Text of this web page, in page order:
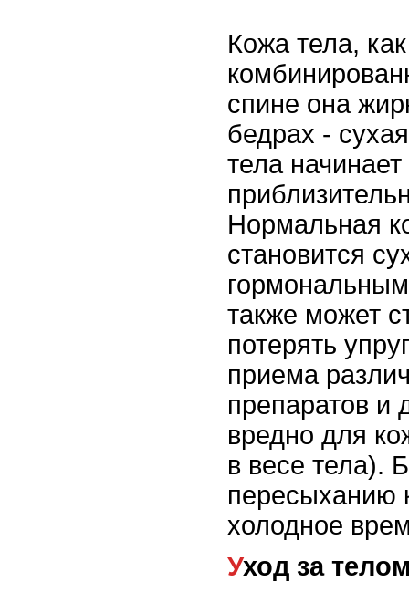
Кожа тела,
спине она
бедрах -
тела начинает
Нормальная
становится
также может
потерять
приема
препаратов и
вредно для
в весе тела).
пересыханию
холодное
Уход за